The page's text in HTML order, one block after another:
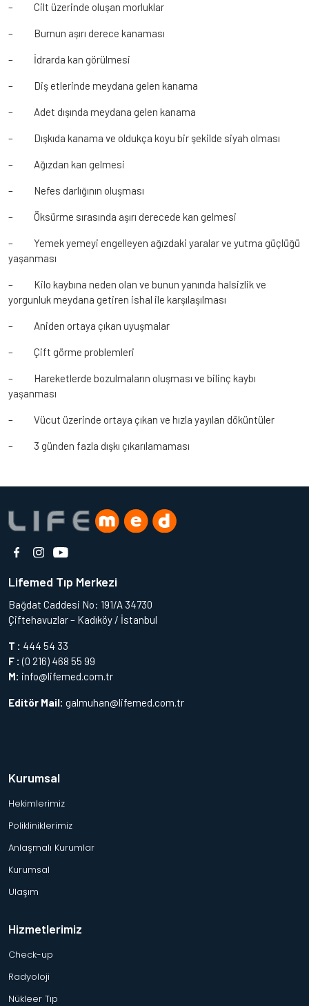
– Cilt üzerinde oluşan morluklar
– Burnun aşırı derece kanaması
– İdrarda kan görülmesi
– Diş etlerinde meydana gelen kanama
– Adet dışında meydana gelen kanama
– Dışkıda kanama ve oldukça koyu bir şekilde siyah olması
– Ağızdan kan gelmesi
– Nefes darlığının oluşması
– Öksürme sırasında aşırı derecede kan gelmesi
– Yemek yemeyi engelleyen ağızdaki yaralar ve yutma güçlüğü
yaşanması
– Kilo kaybına neden olan ve bunun yanında halsizlik ve
yorgunluk meydana getiren ishal ile karşılaşılması
– Aniden ortaya çıkan uyuşmalar
– Çift görme problemleri
– Hareketlerde bozulmaların oluşması ve bilinç kaybı
yaşanması
– Vücut üzerinde ortaya çıkan ve hızla yayılan döküntüler
– 3 günden fazla dışkı çıkarılamaması
Lifemed Tıp Merkezi
Bağdat Caddesi No: 191/A 34730
Çiftehavuzlar – Kadıköy / İstanbul
T : 444 54 33
F : (0 216) 468 55 99
M: info@lifemed.com.tr
Editör Mail: galmuhan@lifemed.com.tr
Kurumsal
Hekimlerimiz
Polikliniklerimiz
Anlaşmalı Kurumlar
Kurumsal
Ulaşım
Hizmetlerimiz
Check-up
Radyoloji
Nükleer Tıp